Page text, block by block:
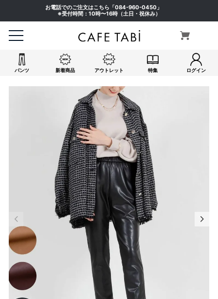
お電話でのご注文はこちら「084-960-0450 」
※受付時間：10時〜16時（土日・祝休み）
パンツ 新着商品 アウトレット 特集 ログイン